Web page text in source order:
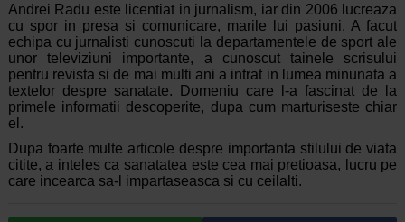
Andrei Radu este licentiat in jurnalism, iar din 2006 lucreaza
cu spor in presa si comunicare, marile lui pasiuni. A facut
echipa cu jurnalisti cunoscuti la departamentele de sport ale
unor televiziuni importante, a cunoscut tainele scrisului
pentru revista si de mai multi ani a intrat in lumea minunata a
textelor despre sanatate. Domeniu care l-a fascinat de la
primele informatii descoperite, dupa cum marturiseste chiar
el.
Dupa foarte multe articole despre importanta stilului de viata
citite, a inteles ca sanatatea este cea mai pretioasa, lucru pe
care incearca sa-l impartaseasca si cu ceilalti.